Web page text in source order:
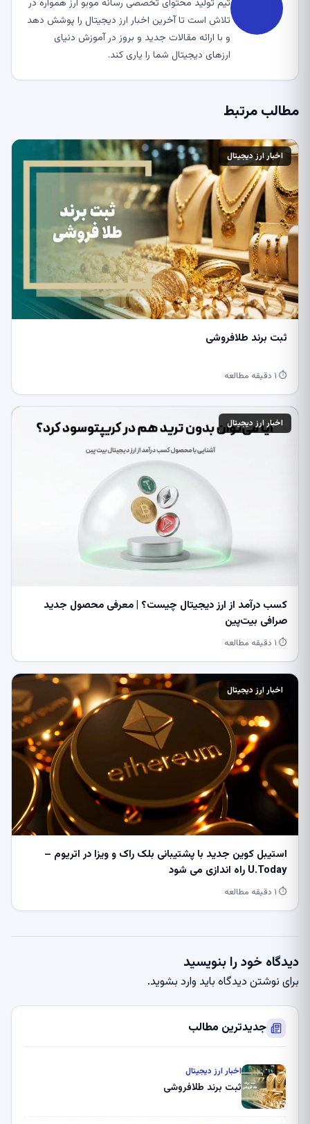
تیم تولید محتوای تخصصی رسانه موبو ارز همواره در
تلاش است تا آخرین اخبار ارز دیجیتال را پوشش دهد
و با ارائه مقالات جدید و بروز در آموزش دنیای
ارزهای دیجیتال شما را یاری کند.
مطالب مرتبط
اخبار ارز دیجیتال
ثبت برند طلافروشی
⏱ ۱ دقیقه مطالعه
اخبار ارز دیجیتال
کسب درآمد از ارز دیجیتال چیست؟ | معرفی محصول جدید
صرافی بیت‌پین
⏱ ۱ دقیقه مطالعه
اخبار ارز دیجیتال
استیبل کوین جدید با پشتیبانی بلک راک و ویزا در اتریوم –
U.Today راه اندازی می شود
⏱ ۱ دقیقه مطالعه
دیدگاه خود را بنویسید
برای نوشتن دیدگاه باید وارد بشوید.
جدیدترین مطالب
اخبار ارز دیجیتال
ثبت برند طلافروشی